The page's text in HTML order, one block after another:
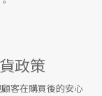
政策
客在購買後的安心